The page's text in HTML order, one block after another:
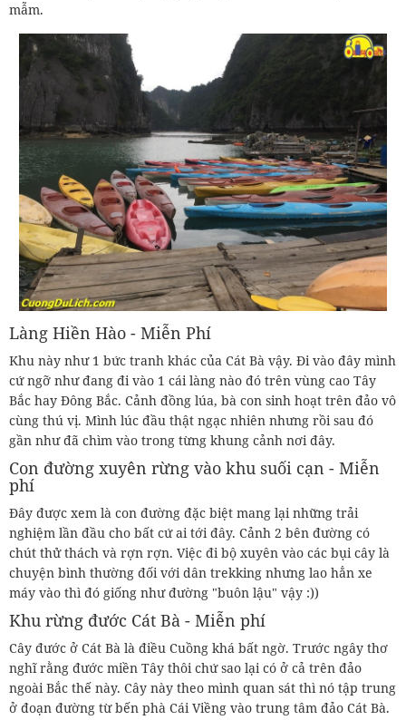
mẫm.
Làng Hiền Hào - Miễn Phí
Khu này như 1 bức tranh khác của Cát Bà vậy. Đi vào đây mình
cứ ngỡ như đang đi vào 1 cái làng nào đó trên vùng cao Tây
Bắc hay Đông Bắc. Cảnh đồng lúa, bà con sinh hoạt trên đảo vô
cùng thú vị. Mình lúc đầu thật ngạc nhiên nhưng rồi sau đó
gần như đã chìm vào trong từng khung cảnh nơi đây.
Con đường xuyên rừng vào khu suối cạn - Miễn
phí
Đây được xem là con đường đặc biệt mang lại những trải
nghiệm lần đầu cho bất cứ ai tới đây. Cảnh 2 bên đường có
chút thử thách và rợn rợn. Việc đi bộ xuyên vào các bụi cây là
chuyện bình thường đối với dân trekking nhưng lao hẳn xe
máy vào thì đó giống như đường "buôn lậu" vậy :))
Khu rừng đước Cát Bà - Miễn phí
Cây đước ở Cát Bà là điều Cuồng khá bất ngờ. Trước ngây thơ
nghĩ rằng đước miền Tây thôi chứ sao lại có ở cả trên đảo
ngoài Bắc thế này. Cây này theo mình quan sát thì nó tập trung
ở đoạn đường từ bến phà Cái Viềng vào trung tâm đảo Cát Bà.